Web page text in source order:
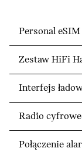
Personal eSIM
Zestaw HiFi
Interfejs
Radio
Połączenie